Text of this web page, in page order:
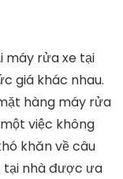
máy rửa xe tại
giá khác nhau.
hàng máy rửa
việc không
khăn về câu
tại nhà được ưa